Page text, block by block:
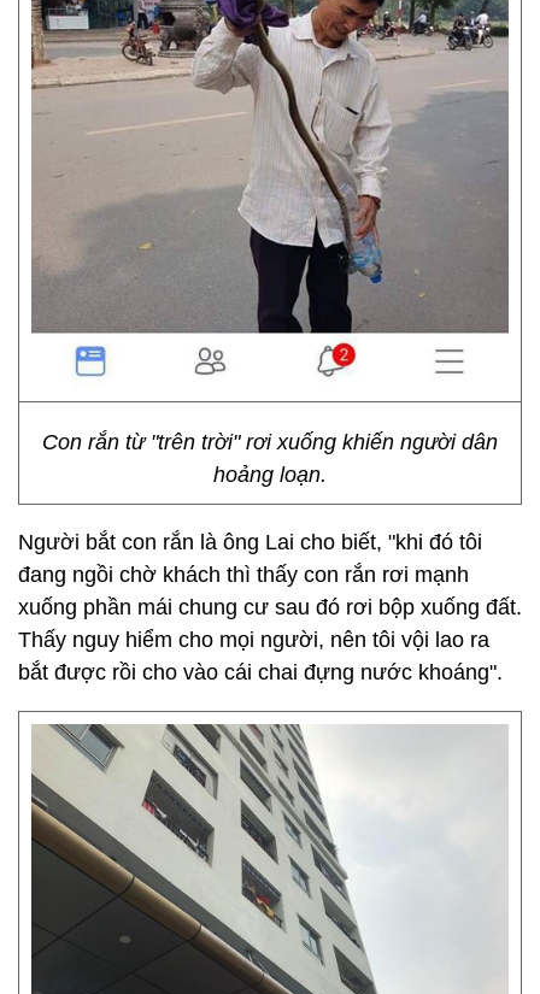
Con rắn từ "trên trời" rơi xuống khiến người dân
hoảng loạn.
Người bắt con rắn là ông Lai cho biết, "khi đó tôi
đang ngồi chờ khách thì thấy con rắn rơi mạnh
xuống phần mái chung cư sau đó rơi bộp xuống đất.
Thấy nguy hiểm cho mọi người, nên tôi vội lao ra
bắt được rồi cho vào cái chai đựng nước khoáng".